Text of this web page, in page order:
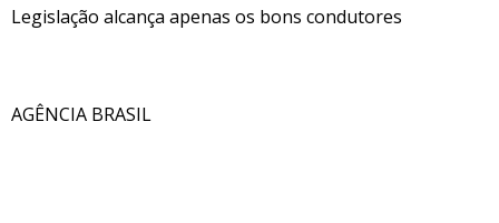
Legislação alcança apenas os bons condutores
AGÊNCIA BRASIL